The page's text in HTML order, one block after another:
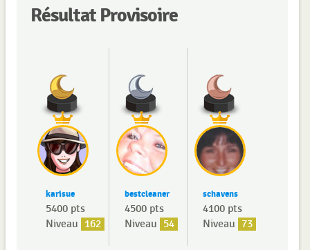
Résultat Provisoire
karisue
5400 pts
Niveau 162
bestcleaner
4500 pts
Niveau 54
schavens
4100 pts
Niveau 73